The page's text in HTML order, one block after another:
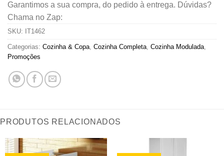
Garantimos a sua compra, do pedido à entrega. Dúvidas?
Chama no Zap:
SKU: IT1462
Categorias: Cozinha & Copa, Cozinha Completa, Cozinha Modulada,
Promoções
PRODUTOS RELACIONADOS